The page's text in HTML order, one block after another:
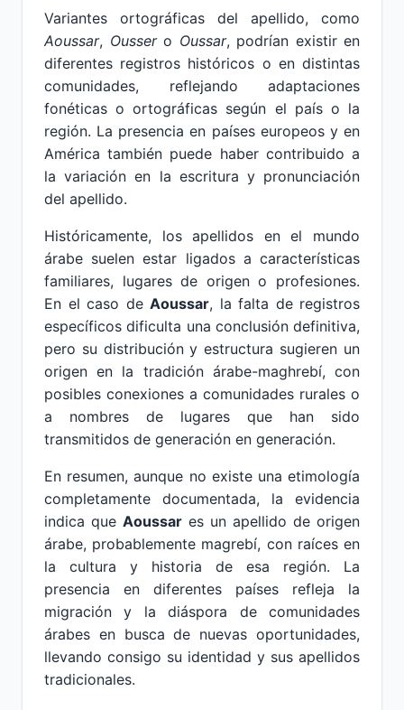
Variantes ortográficas del apellido, como
Aoussar, Oussero Oussar, podrían existir en
diferentes registros históricos o en distintas
comunidades, reflejando adaptaciones
fonéticas o ortográficas según el país o la
región. La presencia en países europeos y en
América también puede haber contribuido a
la variación en la escritura y pronunciación
del apellido.
Históricamente, los apellidos en el mundo
árabe suelen estar ligados a características
familiares, lugares de origen o profesiones.
En el caso de Aoussar, la falta de registros
específicos dificulta una conclusión definitiva,
pero su distribución y estructura sugieren un
origen en la tradición árabe-maghrebí, con
posibles conexiones a comunidades rurales o
a nombres de lugares que han sido
transmitidos de generación en generación.
En resumen, aunque no existe una etimología
completamente documentada, la evidencia
indica que Aoussar es un apellido de origen
árabe, probablemente magrebí, con raíces en
la cultura y historia de esa región. La
presencia en diferentes países refleja la
migración y la diáspora de comunidades
árabes en busca de nuevas oportunidades,
llevando consigo su identidad y sus apellidos
tradicionales.